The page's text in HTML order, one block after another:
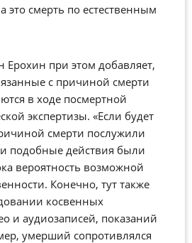
это смерть по естественным
Ерохин при этом добавляет,
с причиной смерти
в ходе посмертной
экспертизы. «Если будет
смерти послужили
подобные действия были
вероятность возможной
Конечно, тут также
косвенных
и аудиозаписей, показаний
умерший сопротивлялся